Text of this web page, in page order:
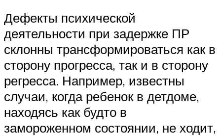
Дефекты психической
деятельности при задержке ПР
склонны трансформироваться как в
сторону прогресса, так и в сторону
регресса. Например, известны
случаи, когда ребенок в детдоме,
находясь как будто в
замороженном состоянии, не ходит,